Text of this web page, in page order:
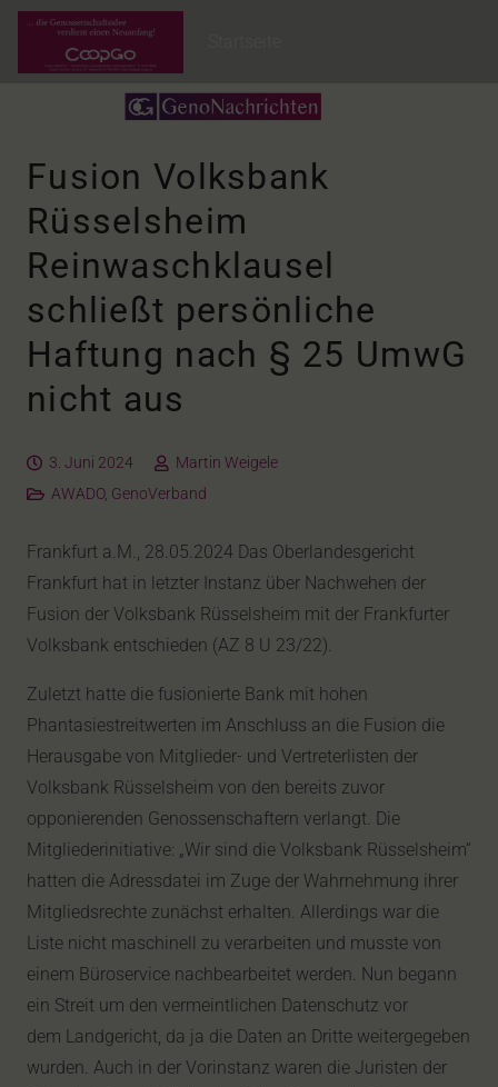
Fusion Volksbank
Rüsselsheim
Reinwaschklausel
schließt persönliche
Haftung nach § 25 UmwG
nicht aus
3. Juni 2024
Martin Weigele
AWADO, GenoVerband
Frankfurt a.M., 28.05.2024 Das Oberlandesgericht
Frankfurt hat in letzter Instanz über Nachwehen der
Fusion der Volksbank Rüsselsheim mit der Frankfurter
Volksbank entschieden (AZ 8 U 23/22).
Zuletzt hatte die fusionierte Bank mit hohen
Phantasiestreitwerten im Anschluss an die Fusion die
Herausgabe von Mitglieder- und Vertreterlisten der
Volksbank Rüsselsheim von den bereits zuvor
opponierenden Genossenschaftern verlangt. Die
Mitgliederinitiative: „Wir sind die Volksbank Rüsselsheim“
hatten die Adressdatei im Zuge der Wahrnehmung ihrer
Mitgliedsrechte zunächst erhalten. Allerdings war die
Liste nicht maschinell zu verarbeiten und musste von
einem Büroservice nachbearbeitet werden. Nun begann
ein Streit um den vermeintlichen Datenschutz vor
dem Landgericht, da ja die Daten an Dritte weitergegeben
wurden. Auch in der Vorinstanz waren die Juristen der